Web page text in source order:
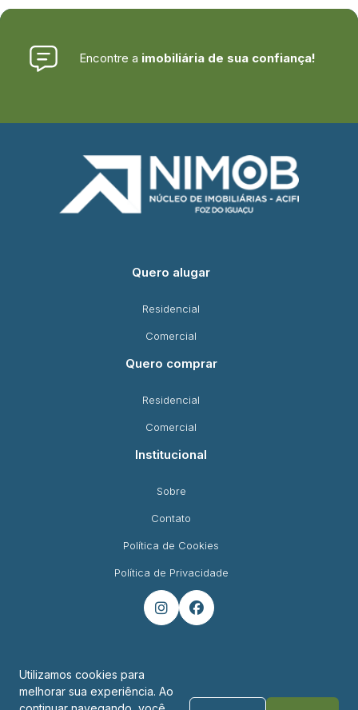
Encontre a imobiliária de sua confiança!
Quero alugar
Residencial
Comercial
Quero comprar
Residencial
Comercial
Institucional
Sobre
Contato
Política de Cookies
Política de Privacidade
 
Endereço
Utilizamos cookies para
melhorar sua experiência. Ao